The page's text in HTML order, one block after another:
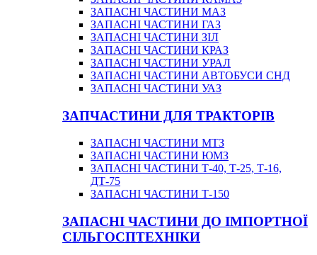
ЗАПАСНІ ЧАСТИНИ МАЗ
ЗАПАСНІ ЧАСТИНИ ГАЗ
ЗАПАСНІ ЧАСТИНИ ЗІЛ
ЗАПАСНІ ЧАСТИНИ КРАЗ
ЗАПАСНІ ЧАСТИНИ УРАЛ
ЗАПАСНІ ЧАСТИНИ АВТОБУСИ СНД
ЗАПАСНІ ЧАСТИНИ УАЗ
ЗАПЧАСТИНИ ДЛЯ ТРАКТОРІВ
ЗАПАСНІ ЧАСТИНИ МТЗ
ЗАПАСНІ ЧАСТИНИ ЮМЗ
ЗАПАСНІ ЧАСТИНИ Т-40, Т-25, Т-16,
ДТ-75
ЗАПАСНІ ЧАСТИНИ Т-150
ЗАПАСНІ ЧАСТИНИ ДО ІМПОРТНОЇ
СІЛЬГОСПТЕХНІКИ